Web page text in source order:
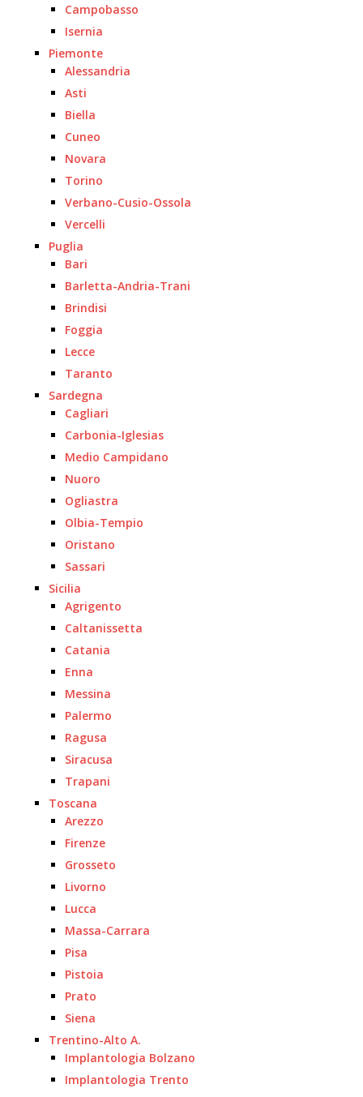
Campobasso
Isernia
Piemonte
Alessandria
Asti
Biella
Cuneo
Novara
Torino
Verbano-Cusio-Ossola
Vercelli
Puglia
Bari
Barletta-Andria-Trani
Brindisi
Foggia
Lecce
Taranto
Sardegna
Cagliari
Carbonia-Iglesias
Medio Campidano
Nuoro
Ogliastra
Olbia-Tempio
Oristano
Sassari
Sicilia
Agrigento
Caltanissetta
Catania
Enna
Messina
Palermo
Ragusa
Siracusa
Trapani
Toscana
Arezzo
Firenze
Grosseto
Livorno
Lucca
Massa-Carrara
Pisa
Pistoia
Prato
Siena
Trentino-Alto A.
Implantologia Bolzano
Implantologia Trento